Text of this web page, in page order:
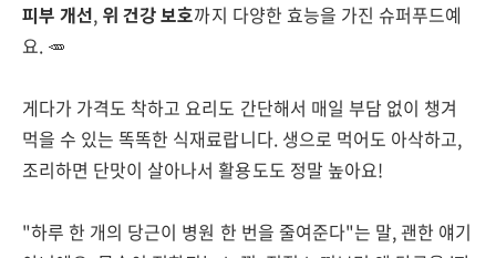
피부 개선, 위 건강 보호까지 다양한 효능을 가진 슈퍼푸드예
요. 🥕
게다가 가격도 착하고 요리도 간단해서 매일 부담 없이 챙겨
먹을 수 있는 똑똑한 식재료랍니다. 생으로 먹어도 아삭하고,
조리하면 단맛이 살아나서 활용도도 정말 높아요!
"하루 한 개의 당근이 병원 한 번을 줄여준다"는 말, 괜한 얘기